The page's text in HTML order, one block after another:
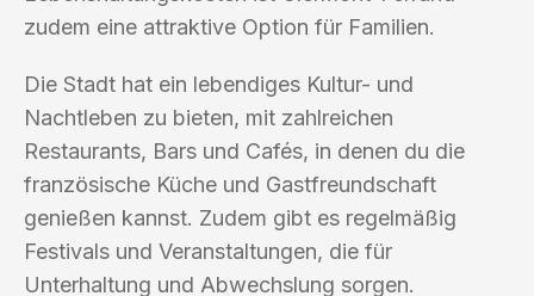
zudem eine attraktive Option für Familien.
Die Stadt hat ein lebendiges Kultur- und
Nachtleben zu bieten, mit zahlreichen
Restaurants, Bars und Cafés, in denen du die
französische Küche und Gastfreundschaft
genießen kannst. Zudem gibt es regelmäßig
Festivals und Veranstaltungen, die für
Unterhaltung und Abwechslung sorgen.